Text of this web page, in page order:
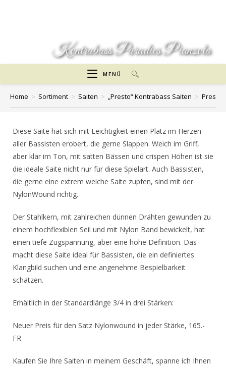
Kontrabass Paradies Pianzola
MENÜ
Home > Sortiment > Saiten > „Presto“ Kontrabass Saiten > Presto
Diese Saite hat sich mit Leichtigkeit einen Platz im Herzen
aller Bassisten erobert, die gerne Slappen. Weich im Griff,
aber klar im Ton, mit satten Bässen und crispen Höhen ist sie
die ideale Saite nicht nur für diese Spielart. Auch Bassisten,
die gerne eine extrem weiche Saite zupfen, sind mit der
NylonWound richtig.
Der Stahlkern, mit zahlreichen dünnen Drähten gewunden zu
einem hochflexiblen Seil und mit Nylon Band bewickelt, hat
einen tiefe Zugspannung, aber eine hohe Definition. Das
macht diese Saite ideal für Bassisten, die ein definiertes
Klangbild suchen und eine angenehme Bespielbarkeit
schätzen.
Erhältlich in der Standardlänge 3/4 in drei Stärken:
Neuer Preis für den Satz Nylonwound in jeder Stärke, 165.-
FR
Kaufen Sie Ihre Saiten in meinem Geschäft, spanne ich Ihnen